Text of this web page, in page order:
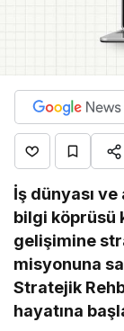
İş dünyası
bilgi köprüsü
gelişimine
misyonuna
Stratejik
hayatına